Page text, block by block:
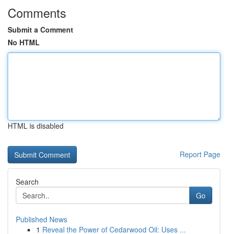
Comments
Submit a Comment
No HTML
HTML is disabled
Report Page
Search
Go
Published News
1 Reveal the Power of Cedarwood Oil: Uses ...